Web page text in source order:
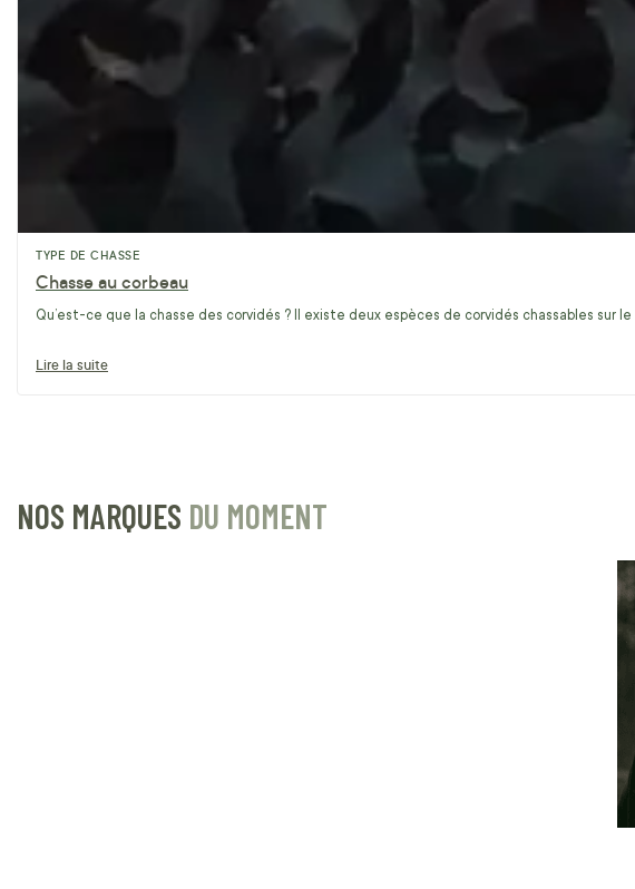
TYPE DE CHASSE
Chasse au corbeau
Qu’est-ce que la chasse des corvidés ? Il existe deux espèces de corvidés chassables sur
Lire la suite
NOS MARQUES DU MOMENT